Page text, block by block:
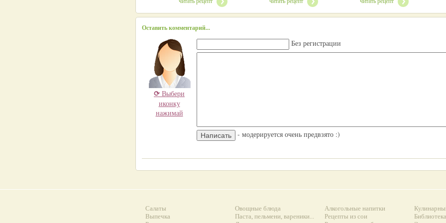
Оставить комментарий...
⟳ Выбери
иконку
нажимай
Без регистрации
- модерируется очень предвзято :)
Салаты
Выпечка
Овощные блюда
Паста, пельмени, вареники...
Алкогольные напитки
Рецепты из сои
Библиотека